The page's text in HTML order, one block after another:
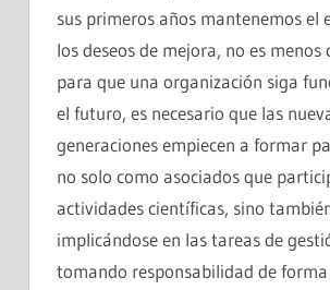
sus primeros años mantenemos el
los deseos de mejora, no es menos
para que una organización siga
el futuro, es necesario que las
generaciones empiecen a formar
no solo como asociados que
actividades científicas, sino
implicándose en las tareas de
tomando responsabilidad de